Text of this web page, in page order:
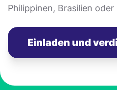
Philippinen, Brasilien
Einladen und